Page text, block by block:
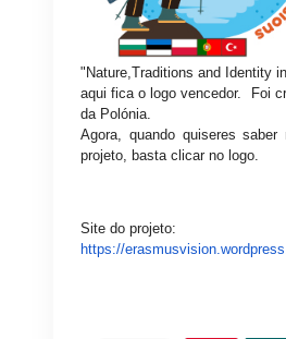
"Nature,Traditions and Identity
aqui fica o logo vencedor. Foi
da Polónia.
Agora, quando quiseres saber
projeto, basta clicar no logo.
Site do projeto:
https://